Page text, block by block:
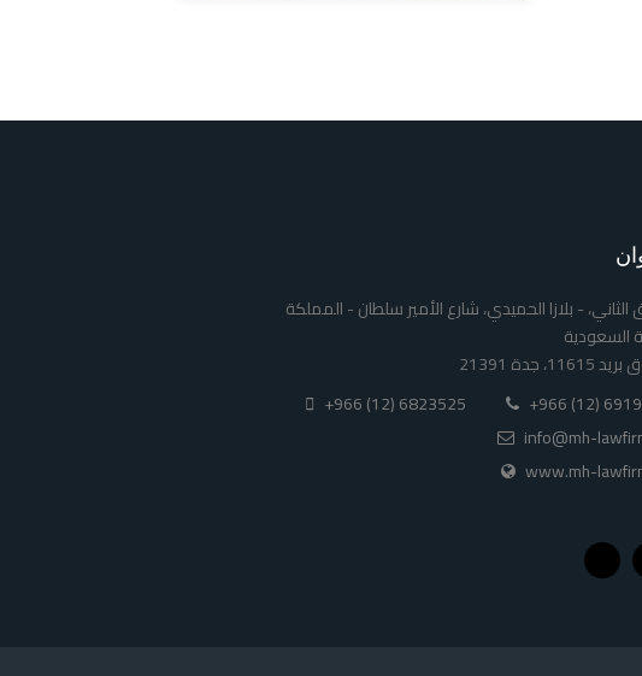
الثاني، - بلازا الحميدي، شارع الأمير سلطان - المملكة
السعودية
جدة 21391
+966 (12)
+966 (12) 6823525
info@mh-
www.mh-